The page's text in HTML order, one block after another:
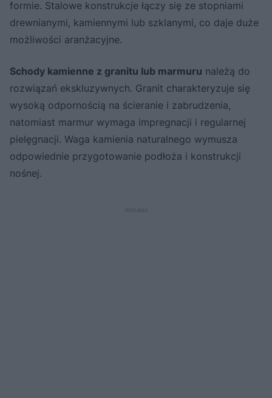
formie. Stalowe konstrukcje łączy się ze stopniami
drewnianymi, kamiennymi lub szklanymi, co daje duże
możliwości aranżacyjne.
Schody kamienne z granitu lub marmuru należą do
rozwiązań ekskluzywnych. Granit charakteryzuje się
wysoką odpornością na ścieranie i zabrudzenia,
natomiast marmur wymaga impregnacji i regularnej
pielęgnacji. Waga kamienia naturalnego wymusza
odpowiednie przygotowanie podłoża i konstrukcji
nośnej.